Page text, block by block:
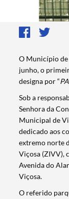
O Município de
junho, o
designa por “
Sob a
Senhora da
Municipal de
dedicado aos
extremo norte
Viçosa (ZIVV),
Avenida do
Viçosa.
O referido